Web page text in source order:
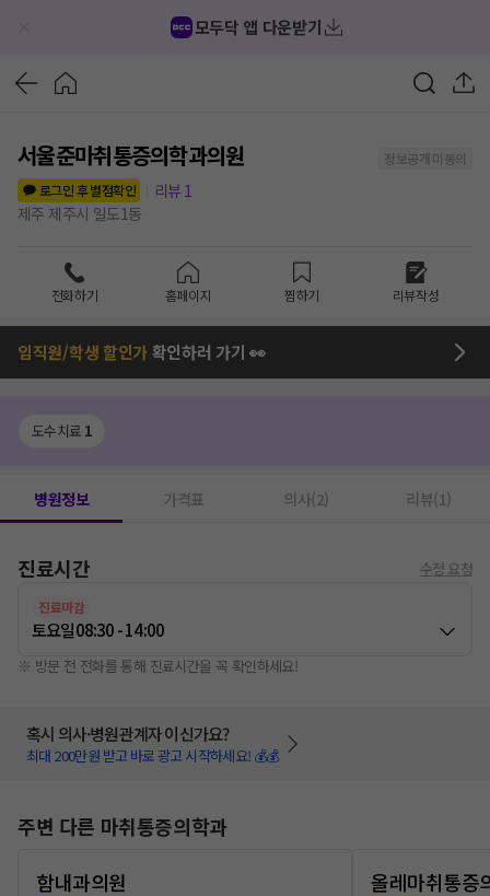
모두닥 앱 다운받기
서울준마취통증의학과의원
정보공개 미동의
로그인 후 별점확인
리뷰 1
제주 제주시 일도1동
전화하기 홈페이지 찜하기 리뷰작성
임직원/학생 할인가확인하러 가기 👀
도수치료 1
병원정보 가격표 의사(2) 리뷰(1)
진료시간 수정 요청
진료마감
토요일08:30 - 14:00
※ 방문 전 전화를 통해 진료시간을 꼭 확인하세요!
혹시 의사·병원관계자 이신가요?
최대 200만원 받고 바로 광고 시작하세요! 💰💰
주변 다른 마취통증의학과
함내과의원
올레마취통증